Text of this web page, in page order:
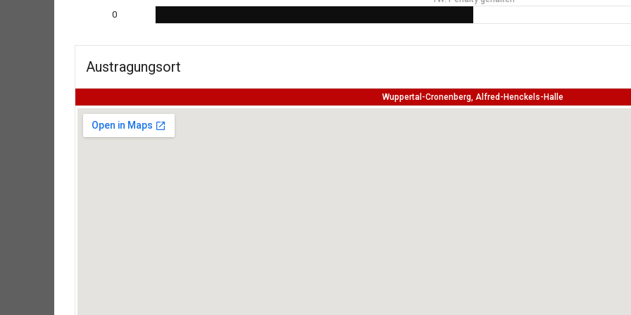
0
Austragungsort
Wuppertal-Cronenberg, Alfred-Henckels-Halle